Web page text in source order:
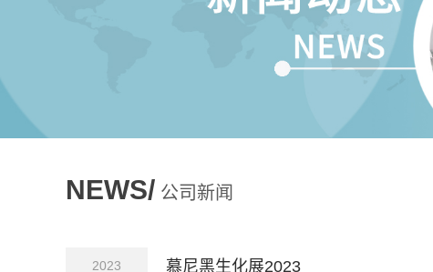
NEWS/ 公司新闻
2023 慕尼黑生化展2023